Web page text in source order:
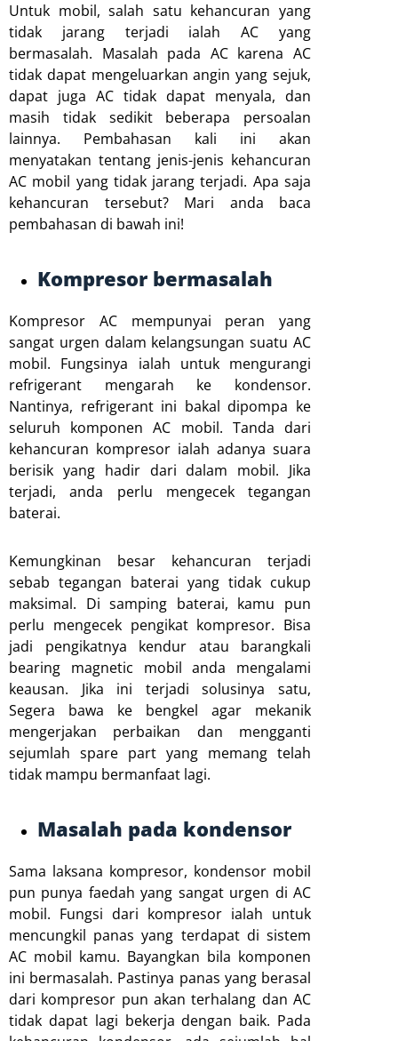
Untuk mobil, salah satu kehancuran yang
tidak jarang terjadi ialah AC yang
bermasalah. Masalah pada AC karena AC
tidak dapat mengeluarkan angin yang sejuk,
dapat juga AC tidak dapat menyala, dan
masih tidak sedikit beberapa persoalan
lainnya. Pembahasan kali ini akan
menyatakan tentang jenis-jenis kehancuran
AC mobil yang tidak jarang terjadi. Apa saja
kehancuran tersebut? Mari anda baca
pembahasan di bawah ini!
Kompresor bermasalah
Kompresor AC mempunyai peran yang
sangat urgen dalam kelangsungan suatu AC
mobil. Fungsinya ialah untuk mengurangi
refrigerant mengarah ke kondensor.
Nantinya, refrigerant ini bakal dipompa ke
seluruh komponen AC mobil. Tanda dari
kehancuran kompresor ialah adanya suara
berisik yang hadir dari dalam mobil. Jika
terjadi, anda perlu mengecek tegangan
baterai.
Kemungkinan besar kehancuran terjadi
sebab tegangan baterai yang tidak cukup
maksimal. Di samping baterai, kamu pun
perlu mengecek pengikat kompresor. Bisa
jadi pengikatnya kendur atau barangkali
bearing magnetic mobil anda mengalami
keausan. Jika ini terjadi solusinya satu,
Segera bawa ke bengkel agar mekanik
mengerjakan perbaikan dan mengganti
sejumlah spare part yang memang telah
tidak mampu bermanfaat lagi.
Masalah pada kondensor
Sama laksana kompresor, kondensor mobil
pun punya faedah yang sangat urgen di AC
mobil. Fungsi dari kompresor ialah untuk
mencungkil panas yang terdapat di sistem
AC mobil kamu. Bayangkan bila komponen
ini bermasalah. Pastinya panas yang berasal
dari kompresor pun akan terhalang dan AC
tidak dapat lagi bekerja dengan baik. Pada